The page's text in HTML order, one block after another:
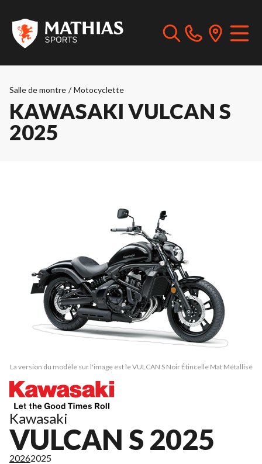
Salle de montre / Motocyclette
KAWASAKI VULCAN S
2025
La version du modèle sur l'image est le VULCAN S Noir Étincelle Mat Métallisé
Kawasaki
VULCAN S 2025
20262025